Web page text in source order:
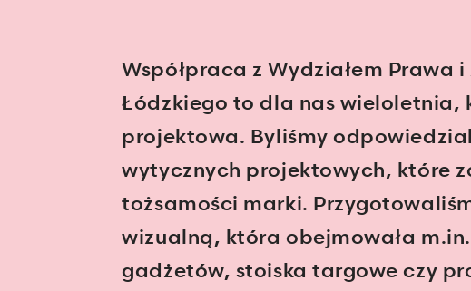
Współpraca z Wydziałem
Łódzkiego to dla nas wieloletnia,
projektowa. Byliśmy
wytycznych projektowych, które
tożsamości marki.
wizualną, która obejmowała
gadżetów, stoiska targowe czy